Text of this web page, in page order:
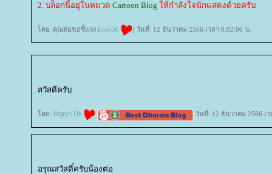
2. บล็อกนี้อยู่ในหมวด Cartoon Blog ห้กำลังใจนักแสดงด้วยครับ
ดย: คุณต่อขอชี้แจง (toor36 ) วันที่: 12 ธันวาคม 2566 เวลา:0:02:06 น.
สวัสดีครับ
ดย: ปัญญา Dh วันที่: 12 ธันวาคม 2566 เว
อรุณสวัสดิ์ครับน้องต่อ